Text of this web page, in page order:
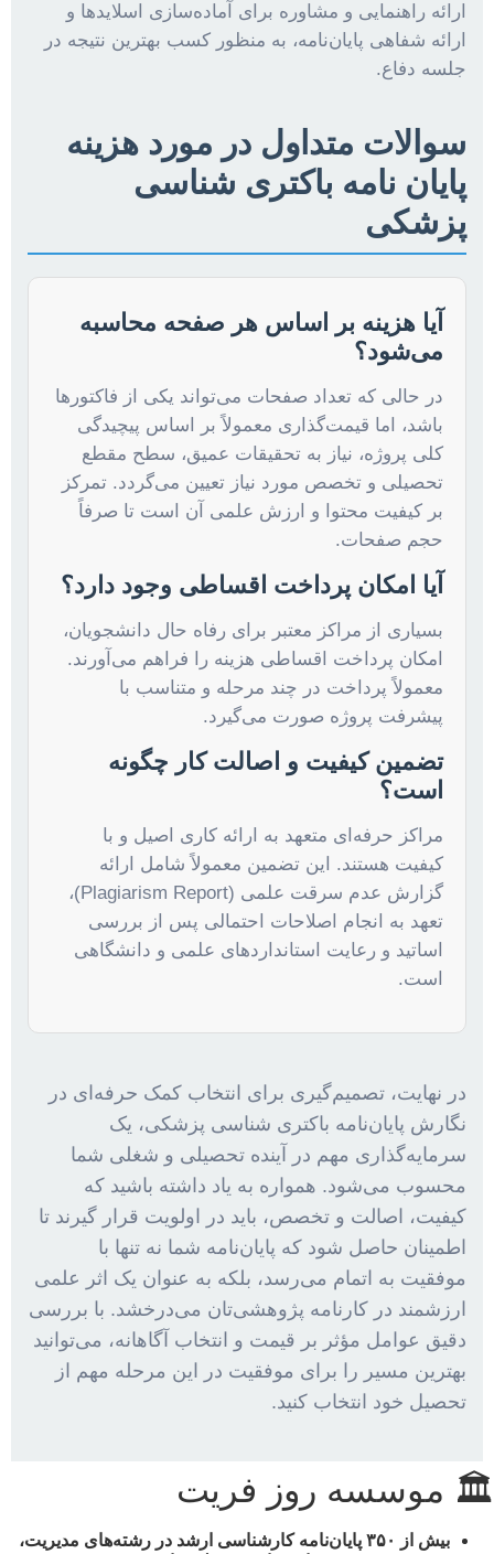
ارائه راهنمایی و مشاوره برای آماده‌سازی اسلایدها و
ارائه شفاهی پایان‌نامه، به منظور کسب بهترین نتیجه در
جلسه دفاع.
سوالات متداول در مورد هزینه
پایان نامه باکتری شناسی
پزشکی
آیا هزینه بر اساس هر صفحه محاسبه
می‌شود؟
در حالی که تعداد صفحات می‌تواند یکی از فاکتورها
باشد، اما قیمت‌گذاری معمولاً بر اساس پیچیدگی
کلی پروژه، نیاز به تحقیقات عمیق، سطح مقطع
تحصیلی و تخصص مورد نیاز تعیین می‌گردد. تمرکز
بر کیفیت محتوا و ارزش علمی آن است تا صرفاً
حجم صفحات.
آیا امکان پرداخت اقساطی وجود دارد؟
بسیاری از مراکز معتبر برای رفاه حال دانشجویان،
امکان پرداخت اقساطی هزینه را فراهم می‌آورند.
معمولاً پرداخت در چند مرحله و متناسب با
پیشرفت پروژه صورت می‌گیرد.
تضمین کیفیت و اصالت کار چگونه
است؟
مراکز حرفه‌ای متعهد به ارائه کاری اصیل و با
کیفیت هستند. این تضمین معمولاً شامل ارائه
گزارش عدم سرقت علمی (Plagiarism Report)،
تعهد به انجام اصلاحات احتمالی پس از بررسی
اساتید و رعایت استانداردهای علمی و دانشگاهی
است.
در نهایت، تصمیم‌گیری برای انتخاب کمک حرفه‌ای در
نگارش پایان‌نامه باکتری شناسی پزشکی، یک
سرمایه‌گذاری مهم در آینده تحصیلی و شغلی شما
محسوب می‌شود. همواره به یاد داشته باشید که
کیفیت، اصالت و تخصص، باید در اولویت قرار گیرند تا
اطمینان حاصل شود که پایان‌نامه شما نه تنها با
موفقیت به اتمام می‌رسد، بلکه به عنوان یک اثر علمی
ارزشمند در کارنامه پژوهشی‌تان می‌درخشد. با بررسی
دقیق عوامل مؤثر بر قیمت و انتخاب آگاهانه، می‌توانید
بهترین مسیر را برای موفقیت در این مرحله مهم از
تحصیل خود انتخاب کنید.
🏛 موسسه روز فریت
بیش از ۳۵۰ پایان‌نامه کارشناسی ارشد
در رشته‌های مدیریت،